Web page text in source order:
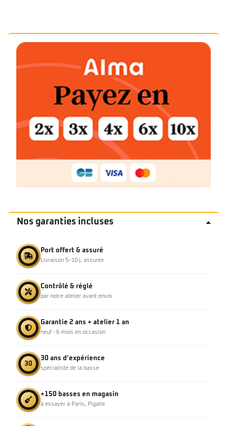
Nos garanties incluses
Port offert & assuré
Livraison 5–10 j, assurée
Contrôlé & réglé
par notre atelier avant envoi
Garantie 2 ans + atelier 1 an
neuf · 6 mois en occasion
30
30 ans d’expérience
spécialiste de la basse
+150 basses en magasin
à essayer à Paris, Pigalle